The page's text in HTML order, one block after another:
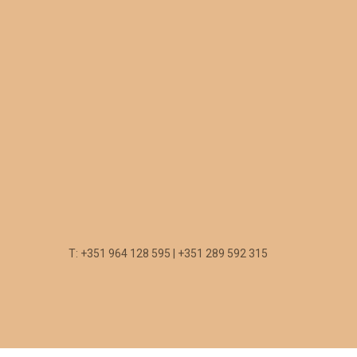
T: +351 964 128 595 | +351 289 592 315